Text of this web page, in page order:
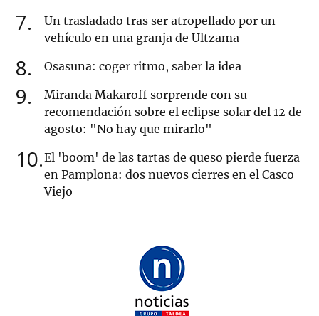
7
Un trasladado tras ser atropellado por un
vehículo en una granja de Ultzama
8 Osasuna: coger ritmo, saber la idea
9
Miranda Makaroff sorprende con su
recomendación sobre el eclipse solar del 12 de
agosto: "No hay que mirarlo"
10 El 'boom' de las tartas de queso pierde fuerza
en Pamplona: dos nuevos cierres en el Casco
Viejo